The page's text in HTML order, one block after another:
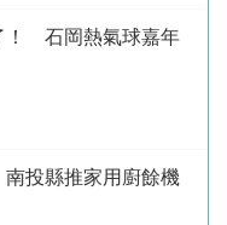
！ 石岡熱氣球嘉年
投縣推家用廚餘機